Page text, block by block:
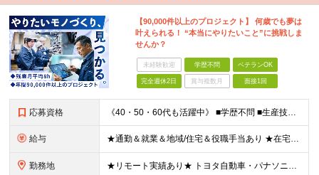
【90,000件以上のプロジェクト】 何歳でも夢は
叶えられる！ “本当にやりたいこと”に挑戦しま
せんか？
未経験歓迎 学歴不問 ベテランOK
完全週休2日 賞与複数月 面接1回
応募資格 《40・50・60代も活躍中》 ■学歴不問 ■生産技術・生産管理・品質保証・評価・設計いずれかの実務経験をお持ちの方 ▽こんな方にオススメです！▽ 「経験を活かして幅広いプロジェクトに携わりたい」
給与 ★通勤＆就業＆地域/住宅＆役職手当あり ★在宅勤務実績あり ★残業代は全額支給 ★選べる給与制度あり！ ■東京・神奈川・千葉・埼玉勤務の場合 月給24.5万円～55万円＋諸手当 （残業代は全額支給）
勤務地 ★リモート実績あり★ トヨタ自動車・パナソニック・東芝など大手メーカーでのポストも多数！ 全国の取引先での就業となります（沖縄を除く） 『地元で働きたい』という希望に、業界トップクラス約7,00